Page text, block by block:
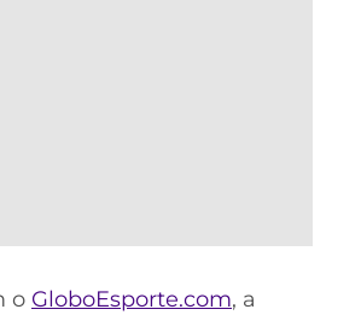
o GloboEsporte.com, a